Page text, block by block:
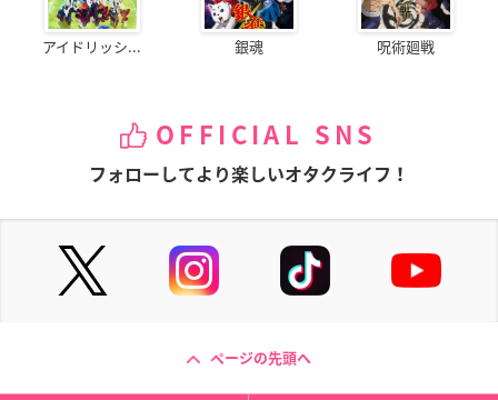
アイドリッシ... 銀魂 呪術廻戦
OFFICIAL SNS
フォローしてより楽しいオタクライフ！
ページの先頭へ